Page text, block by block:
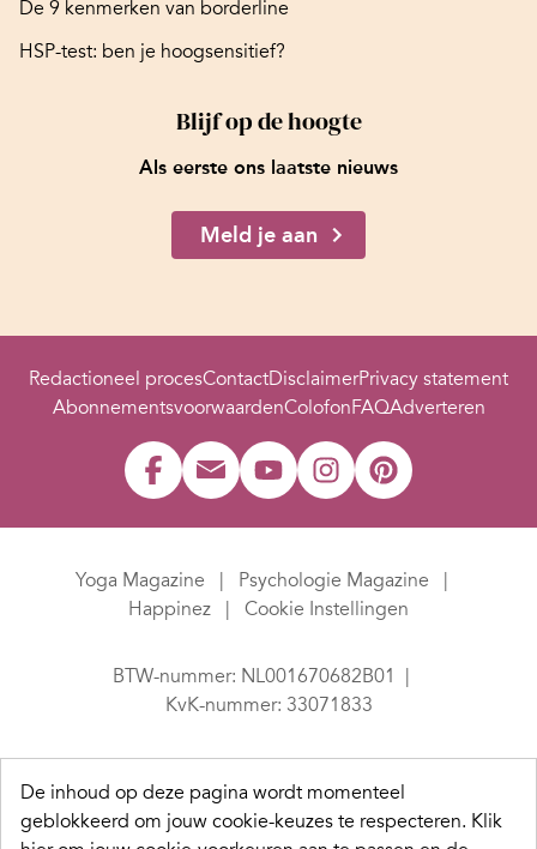
De 9 kenmerken van borderline
HSP-test: ben je hoogsensitief?
Blijf op de hoogte
Als eerste ons laatste nieuws
Meld je aan
Redactioneel procesContactDisclaimerPrivacy statement
AbonnementsvoorwaardenColofonFAQAdverteren
Yoga Magazine
Psychologie Magazine
Happinez
Cookie Instellingen
BTW-nummer: NL001670682B01
KvK-nummer: 33071833
De inhoud op deze pagina wordt momenteel
geblokkeerd om jouw cookie-keuzes te respecteren. Klik